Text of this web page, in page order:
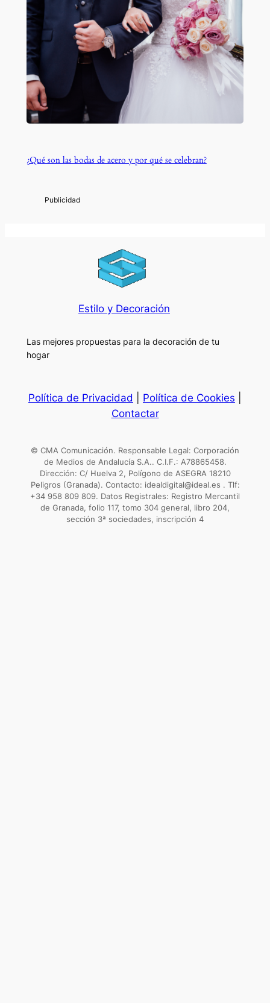
¿Qué son las bodas de acero y por qué se celebran?
Estilo y Decoración
Las mejores propuestas para la decoración de tu
hogar
Política de Privacidad Política de Cookies
Contactar
© CMA Comunicación. Responsable Legal: Corporación
de Medios de Andalucía S.A.. C.I.F.: A78865458.
Dirección: C/ Huelva 2, Polígono de ASEGRA 18210
Peligros (Granada). Contacto: idealdigital@ideal.es . Tlf:
+34 958 809 809. Datos Registrales: Registro Mercantil
de Granada, folio 117, tomo 304 general, libro 204,
sección 3ª sociedades, inscripción 4